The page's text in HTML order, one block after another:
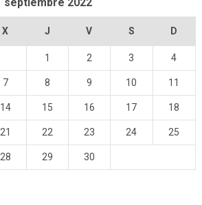
X J V S D
1 2 3 4
7 8 9 10 11
14 15 16 17 18
21 22 23 24 25
28 29
30